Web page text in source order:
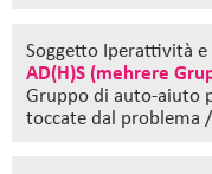
Soggetto Iperattività
AD(H)S (mehrere
Gruppo di auto-aiuto
toccate dal problema